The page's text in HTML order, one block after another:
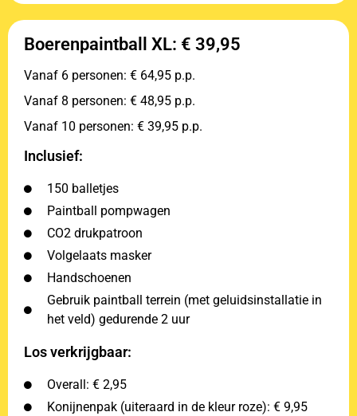
Boerenpaintball XL: € 39,95
Vanaf 6 personen: € 64,95 p.p.
Vanaf 8 personen: € 48,95 p.p.
Vanaf 10 personen: € 39,95 p.p.
Inclusief:
150 balletjes
Paintball pompwagen
CO2 drukpatroon
Volgelaats masker
Handschoenen
Gebruik paintball terrein (met geluidsinstallatie in
het veld) gedurende 2 uur
Los verkrijgbaar:
Overall: € 2,95
Konijnenpak (uiteraard in de kleur roze): € 9,95